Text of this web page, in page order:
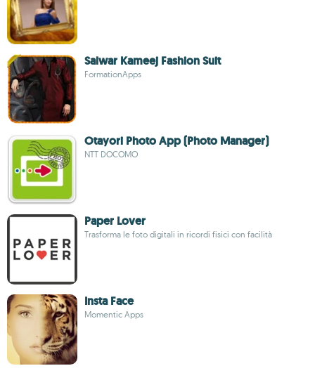
Salwar Kameej Fashion Suit
FormationApps
Otayori Photo App (Photo Manager)
NTT DOCOMO
Paper Lover
Trasforma le foto digitali in ricordi fisici con facilità
Insta Face
Momentic Apps